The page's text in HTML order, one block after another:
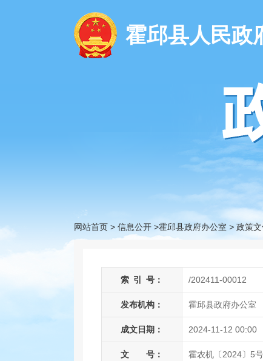
霍邱县人民政
网站首页 > 信息公开 >霍邱县政府办公室 > 政策
索 引 号： /202411-00012
发布机构： 霍邱县政府办公室
成文日期： 2024-11-12 00:00
文 号： 霍农机〔2024〕5号